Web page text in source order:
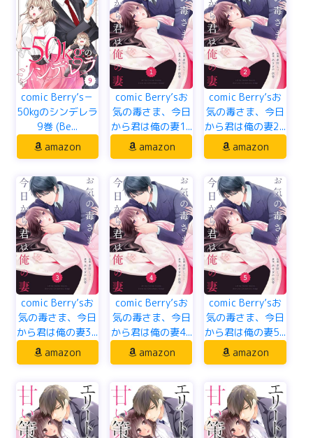
comic Berry’s－
50kgのシンデレラ
9巻 (Be...
amazon
comic Berry’sお
気の毒さま、今日
から君は俺の妻1...
amazon
comic Berry’sお
気の毒さま、今日
から君は俺の妻2...
amazon
comic Berry’sお
気の毒さま、今日
から君は俺の妻3...
amazon
comic Berry’sお
気の毒さま、今日
から君は俺の妻4...
amazon
comic Berry’sお
気の毒さま、今日
から君は俺の妻5...
amazon